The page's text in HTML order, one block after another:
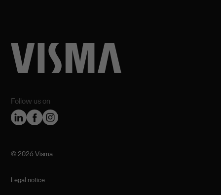
Follow us on
©️ 2026 Visma
Legal notice